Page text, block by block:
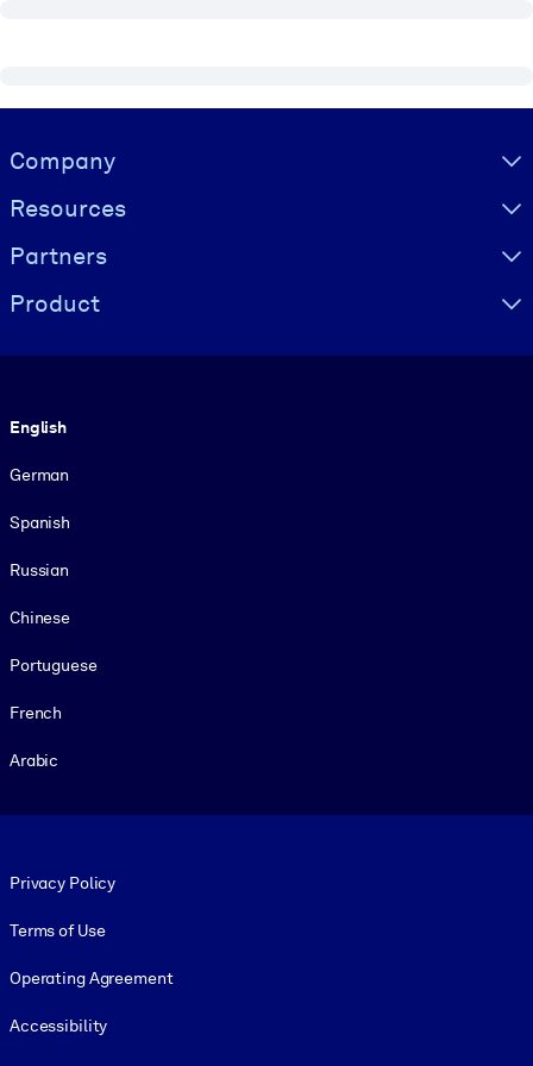
Visually hidden Text
Company
Resources
Partners
Product
English
German
Spanish
Russian
Chinese
Portuguese
French
Arabic
Privacy Policy
Terms of Use
Operating Agreement
Accessibility